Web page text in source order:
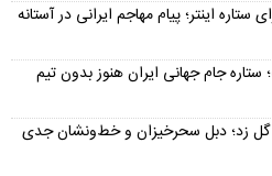
اینتر؛ پیام مهاجم ایرانی در آستانه
ستاره جام جهانی ایران هنوز بدون تیم
استقلال به تیم شکست‌ناپذیر ۳ گل زد؛ دبل سحرخیزان و خط‌ونشان جدی